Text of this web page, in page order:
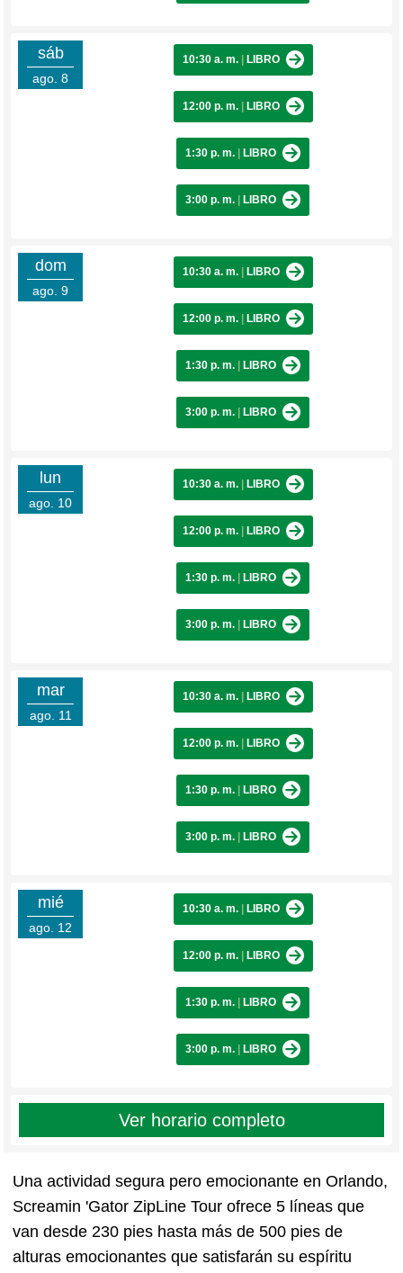
sáb
ago. 8
10:30 a. m. LIBRO
12:00 p. m. LIBRO
1:30 p. m. LIBRO
3:00 p. m. LIBRO
dom
ago. 9
10:30 a. m. LIBRO
12:00 p. m. LIBRO
1:30 p. m. LIBRO
3:00 p. m. LIBRO
lun
ago. 10
10:30 a. m. LIBRO
12:00 p. m. LIBRO
1:30 p. m. LIBRO
3:00 p. m. LIBRO
mar
ago. 11
10:30 a. m. LIBRO
12:00 p. m. LIBRO
1:30 p. m. LIBRO
3:00 p. m. LIBRO
mié
ago. 12
10:30 a. m. LIBRO
12:00 p. m. LIBRO
1:30 p. m. LIBRO
3:00 p. m. LIBRO
Ver horario completo
Una actividad segura pero emocionante en Orlando,
Screamin 'Gator ZipLine Tour ofrece 5 líneas que
van desde 230 pies hasta más de 500 pies de
alturas emocionantes que satisfarán su espíritu